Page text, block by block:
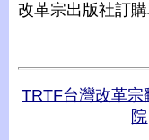
改革宗出版社訂
TRTF台灣改革宗
院